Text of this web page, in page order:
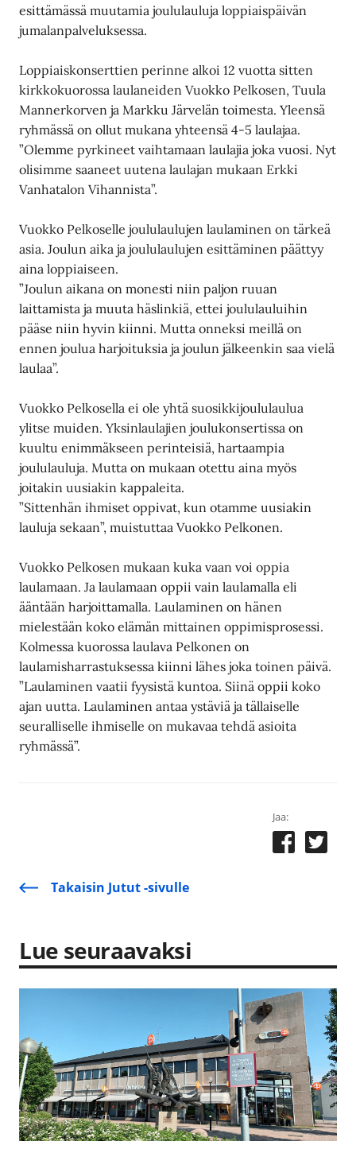
esittämässä muutamia joululauluja loppiaispäivän
jumalanpalveluksessa.
Loppiaiskonserttien perinne alkoi 12 vuotta sitten
kirkkokuorossa laulaneiden Vuokko Pelkosen, Tuula
Mannerkorven ja Markku Järvelän toimesta. Yleensä
ryhmässä on ollut mukana yhteensä 4-5 laulajaa.
”Olemme pyrkineet vaihtamaan laulajia joka vuosi. Nyt
olisimme saaneet uutena laulajan mukaan Erkki
Vanhatalon Vihannista”.
Vuokko Pelkoselle joululaulujen laulaminen on tärkeä
asia. Joulun aika ja joululaulujen esittäminen päättyy
aina loppiaiseen.
”Joulun aikana on monesti niin paljon ruuan
laittamista ja muuta häslinkiä, ettei joululauluihin
pääse niin hyvin kiinni. Mutta onneksi meillä on
ennen joulua harjoituksia ja joulun jälkeenkin saa vielä
laulaa”.
Vuokko Pelkosella ei ole yhtä suosikkijoululaulua
ylitse muiden. Yksinlaulajien joulukonsertissa on
kuultu enimmäkseen perinteisiä, hartaampia
joululauluja. Mutta on mukaan otettu aina myös
joitakin uusiakin kappaleita.
”Sittenhän ihmiset oppivat, kun otamme uusiakin
lauluja sekaan”, muistuttaa Vuokko Pelkonen.
Vuokko Pelkosen mukaan kuka vaan voi oppia
laulamaan. Ja laulamaan oppii vain laulamalla eli
ääntään harjoittamalla. Laulaminen on hänen
mielestään koko elämän mittainen oppimisprosessi.
Kolmessa kuorossa laulava Pelkonen on
laulamisharrastuksessa kiinni lähes joka toinen päivä.
”Laulaminen vaatii fyysistä kuntoa. Siinä oppii koko
ajan uutta. Laulaminen antaa ystäviä ja tällaiselle
seuralliselle ihmiselle on mukavaa tehdä asioita
ryhmässä”.
Jaa:
Takaisin Jutut -sivulle
Lue seuraavaksi